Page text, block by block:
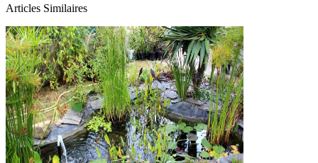
Articles Similaires